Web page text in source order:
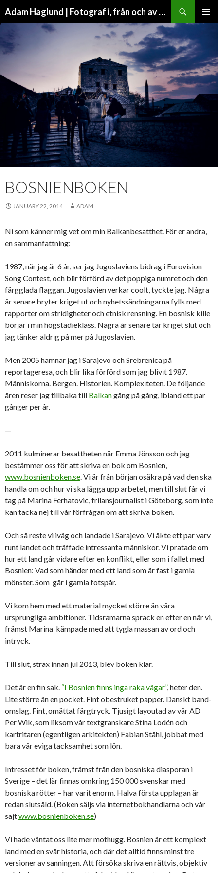
Adam Haglund | Fotograf i, från och av Malmö
CONTENT
BOSNIENBOKEN
JANUARY 22, 2014 ADAM
Ni som känner mig vet om min Balkanbesatthet. För er andra,
en sammanfattning:
1987, när jag är 6 år, ser jag Jugoslaviens bidrag i Eurovision
Song Contest, och blir förförd av det poppiga numret och den
färgglada flaggan. Jugoslavien verkar coolt, tyckte jag. Några
år senare bryter kriget ut och nyhetssändningarna fylls med
rapporter om stridigheter och etnisk rensning. En bosnisk kille
börjar i min högstadieklass. Några år senare tar kriget slut och
jag tänker aldrig på mer på Jugoslavien.
Men 2005 hamnar jag i Sarajevo och Srebrenica på
reportageresa, och blir lika förförd som jag blivit 1987.
Människorna. Bergen. Historien. Komplexiteten. De följande
åren reser jag tillbaka till Balkangång på gång, ibland ett par
gånger per år.
—
2011 kulminerar besattheten när Emma Jönsson och jag
bestämmer oss för att skriva en bok om Bosnien,
www.bosnienboken.se. Vi är från början osäkra på vad den ska
handla om och hur vi ska lägga upp arbetet, men till slut får vi
tag på Marina Ferhatovic, frilansjournalist i Göteborg, som inte
kan tacka nej till vår förfrågan om att skriva boken.
Och så reste vi iväg och landade i Sarajevo. Vi åkte ett par varv
runt landet och träffade intressanta människor. Vi pratade om
hur ett land går vidare efter en konflikt, eller som i fallet med
Bosnien: Vad som händer med ett land som är fast i gamla
mönster. Som går i gamla fotspår.
Vi kom hem med ett material mycket större än våra
ursprungliga ambitioner. Tidsramarna sprack en efter en när vi,
främst Marina, kämpade med att tygla massan av ord och
intryck.
Till slut, strax innan jul 2013, blev boken klar.
Det är en fin sak. “I Bosnien finns inga raka vägar”, heter den.
Lite större än en pocket. Fint obestruket papper. Danskt band-
omslag. Fint, omättat färgtryck. Tjusigt layoutad av vår AD
Per Wik, som liksom vår textgranskare Stina Lodén och
kartritaren (egentligen arkitekten) Fabian Ståhl, jobbat med
bara vår eviga tacksamhet som lön.
Intresset för boken, främst från den bosniska diasporan i
Sverige – det lär finnas omkring 150 000 svenskar med
bosniska rötter – har varit enorm. Halva första upplagan är
redan slutsåld. (Boken säljs via internetbokhandlarna och vår
sajtwww.bosnienboken.se)
Vi hade väntat oss lite mer mothugg. Bosnien är ett komplext
land med en svår historia, och där det alltid finns minst tre
versioner av sanningen. Att försöka skriva en rättvis, objektiv